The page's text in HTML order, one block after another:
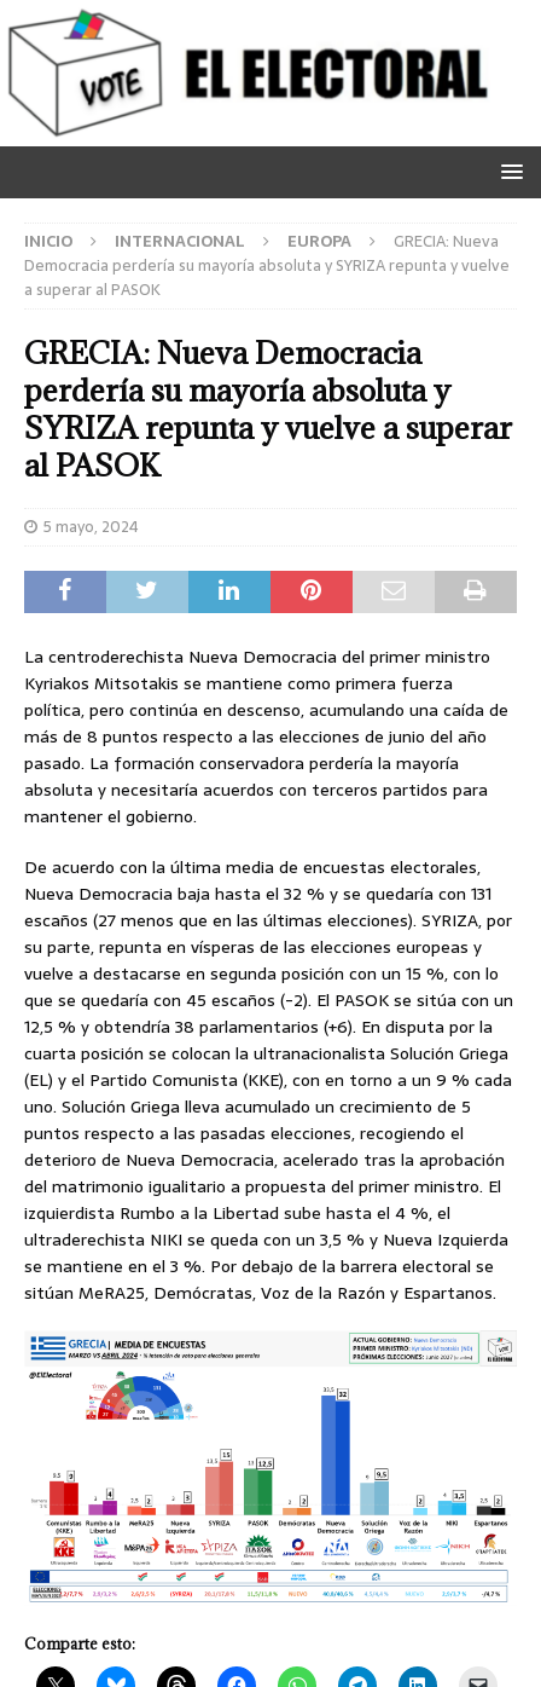
INICIO INTERNACIONAL EUROPA
GRECIA: Nueva
Democracia perdería su mayoría absoluta y SYRIZA repunta y vuelve
a superar al PASOK
GRECIA: Nueva Democracia
perdería su mayoría absoluta y
SYRIZA repunta y vuelve a superar
al PASOK
5 mayo, 2024
La centroderechista Nueva Democracia del primer ministro
Kyriakos Mitsotakis se mantiene como primera fuerza
política, pero continúa en descenso, acumulando una caída de
más de 8 puntos respecto a las elecciones de junio del año
pasado. La formación conservadora perdería la mayoría
absoluta y necesitaría acuerdos con terceros partidos para
mantener el gobierno.
De acuerdo con la última media de encuestas electorales,
Nueva Democracia baja hasta el 32 % y se quedaría con 131
escaños (27 menos que en las últimas elecciones). SYRIZA, por
su parte, repunta en vísperas de las elecciones europeas y
vuelve a destacarse en segunda posición con un 15 %, con lo
que se quedaría con 45 escaños (-2). El PASOK se sitúa con un
12,5 % y obtendría 38 parlamentarios (+6). En disputa por la
cuarta posición se colocan la ultranacionalista Solución Griega
(EL) y el Partido Comunista (KKE), con en torno a un 9 % cada
uno. Solución Griega lleva acumulado un crecimiento de 5
puntos respecto a las pasadas elecciones, recogiendo el
deterioro de Nueva Democracia, acelerado tras la aprobación
del matrimonio igualitario a propuesta del primer ministro. El
izquierdista Rumbo a la Libertad sube hasta el 4 %, el
ultraderechista NIKI se queda con un 3,5 % y Nueva Izquierda
se mantiene en el 3 %. Por debajo de la barrera electoral se
sitúan MeRA25, Demócratas, Voz de la Razón y Espartanos.
Comparte esto: